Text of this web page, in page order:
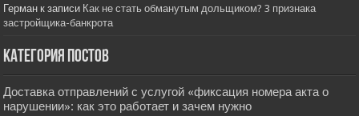
Герман к записи Как не стать обманутым дольщиком? 3 признака
застройщика-банкрота
Категория постов
Доставка отправлений с услугой «фиксация номера акта о
нарушении»: как это работает и зачем нужно